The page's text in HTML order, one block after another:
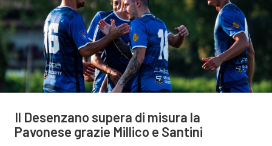
Il Desenzano supera di misura la
Pavonese grazie Millico e Santini